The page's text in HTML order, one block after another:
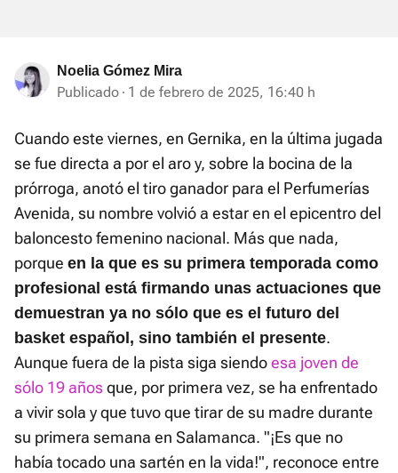
Noelia Gómez Mira
Publicado 1 de febrero de 2025, 16:40 h
Cuando este viernes, en Gernika, en la última jugada
se fue directa a por el aro y, sobre la bocina de la
prórroga, anotó el tiro ganador para el Perfumerías
Avenida, su nombre volvió a estar en el epicentro del
baloncesto femenino nacional. Más que nada,
porque en la que es su primera temporada como
profesional está firmando unas actuaciones que
demuestran ya no sólo que es el futuro del
basket español, sino también el presente.
Aunque fuera de la pista siga siendoesa joven de
sólo 19 añosque, por primera vez, se ha enfrentado
a vivir sola y que tuvo que tirar de su madre durante
su primera semana en Salamanca. "¡Es que no
había tocado una sartén en la vida!", reconoce entre